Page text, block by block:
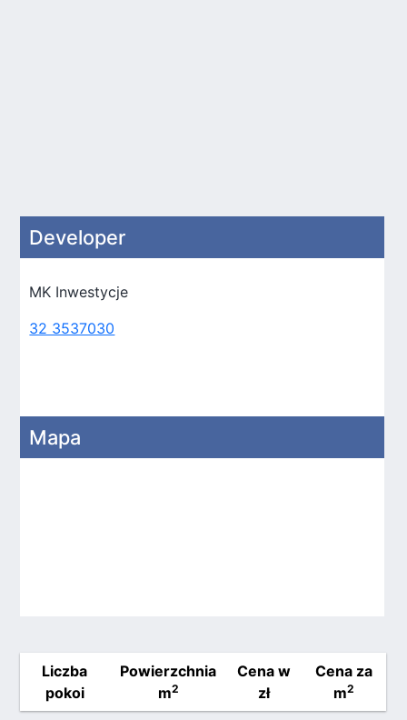
Developer
MK Inwestycje
32 3537030
Mapa
Liczba
pokoi
Powierzchnia
m2
Cena w
zł
Cena za
m2